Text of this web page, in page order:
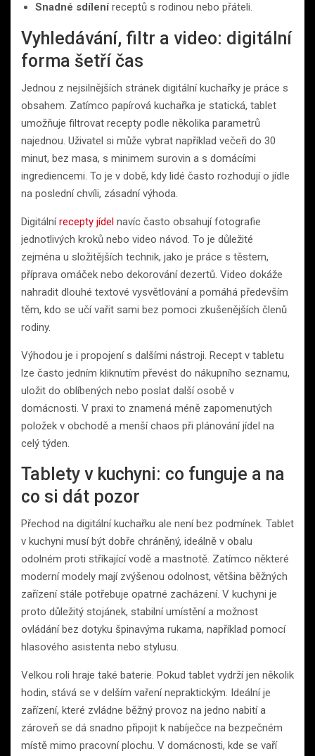
Snadné sdíleníreceptů s rodinou nebo přáteli.
Vyhledávání, filtr a video: digitální
forma šetří čas
Jednou z nejsilnějších stránek digitální kuchařky je práce s
obsahem. Zatímco papírová kuchařka je statická, tablet
umožňuje filtrovat recepty podle několika parametrů
najednou. Uživatel si může vybrat například večeři do 30
minut, bez masa, s minimem surovin a s domácími
ingrediencemi. To je v době, kdy lidé často rozhodují o jídle
na poslední chvíli, zásadní výhoda.
Digitálnírecepty jídel navíc často obsahují fotografie
jednotlivých kroků nebo video návod. To je důležité
zejména u složitějších technik, jako je práce s těstem,
příprava omáček nebo dekorování dezertů. Video dokáže
nahradit dlouhé textové vysvětlování a pomáhá především
těm, kdo se učí vařit sami bez pomoci zkušenějších členů
rodiny.
Výhodou je i propojení s dalšími nástroji. Recept v tabletu
lze často jedním kliknutím převést do nákupního seznamu,
uložit do oblíbených nebo poslat další osobě v
domácnosti. V praxi to znamená méně zapomenutých
položek v obchodě a menší chaos při plánování jídel na
celý týden.
Tablety v kuchyni: co funguje a na
co si dát pozor
Přechod na digitální kuchařku ale není bez podmínek. Tablet
v kuchyni musí být dobře chráněný, ideálně v obalu
odolném proti stříkající vodě a mastnotě. Zatímco některé
moderní modely mají zvýšenou odolnost, většina běžných
zařízení stále potřebuje opatrné zacházení. V kuchyni je
proto důležitý stojánek, stabilní umístění a možnost
ovládání bez dotyku špinavýma rukama, například pomocí
hlasového asistenta nebo stylusu.
Velkou roli hraje také baterie. Pokud tablet vydrží jen několik
hodin, stává se v delším vaření nepraktickým. Ideální je
zařízení, které zvládne běžný provoz na jedno nabití a
zároveň se dá snadno připojit k nabíječce na bezpečném
místě mimo pracovní plochu. V domácnosti, kde se vaří